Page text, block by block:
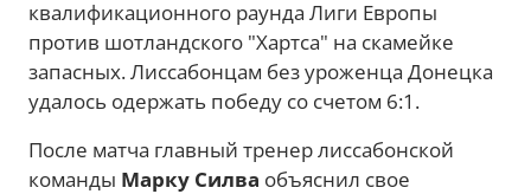
квалификационного раунда Лиги Европы
против шотландского "Хартса" на скамейке
запасных. Лиссабонцам без уроженца Донецка
удалось одержать победу со счетом 6:1.
После матча главный тренер лиссабонской
команды Марку Силва объяснил свое